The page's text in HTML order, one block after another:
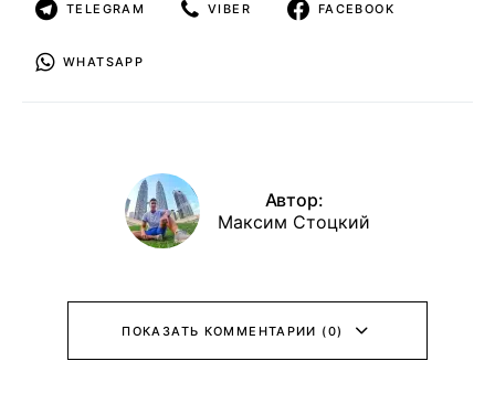
TELEGRAM VIBER FACEBOOK
WHATSAPP
Автор:
Максим Стоцкий
ПОКАЗАТЬ КОММЕНТАРИИ (0)